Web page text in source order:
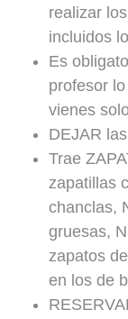
realizar
incluidos
Es
profesor
vienes
DEJAR
Trae
zapatillas
chanclas,
gruesas,
zapatos
en los de